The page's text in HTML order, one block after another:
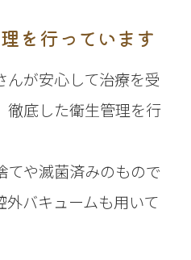
を行っています
んが安心して治療を受
徹底した衛生管理を行
てや滅菌済みのもので
バキュームも用いて